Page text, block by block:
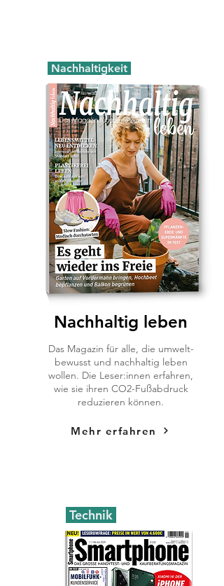
Nachhaltig leben
Nachhaltigkeit
Das Magazin für alle, die umwelt-
bewusst und nachhaltig leben
wollen. Die Leser:innen erfahren,
wie sie ihren CO2-Fußabdruck
reduzieren können.
Mehr erfahren
Technik